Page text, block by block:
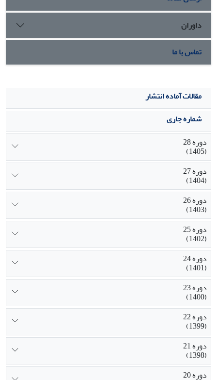
داوران
تماس با ما
مقالات آماده انتشار
شماره جاری
دوره 28
(1405)
دوره 27
(1404)
دوره 26
(1403)
دوره 25
(1402)
دوره 24
(1401)
دوره 23
(1400)
دوره 22
(1399)
دوره 21
(1398)
دوره 20